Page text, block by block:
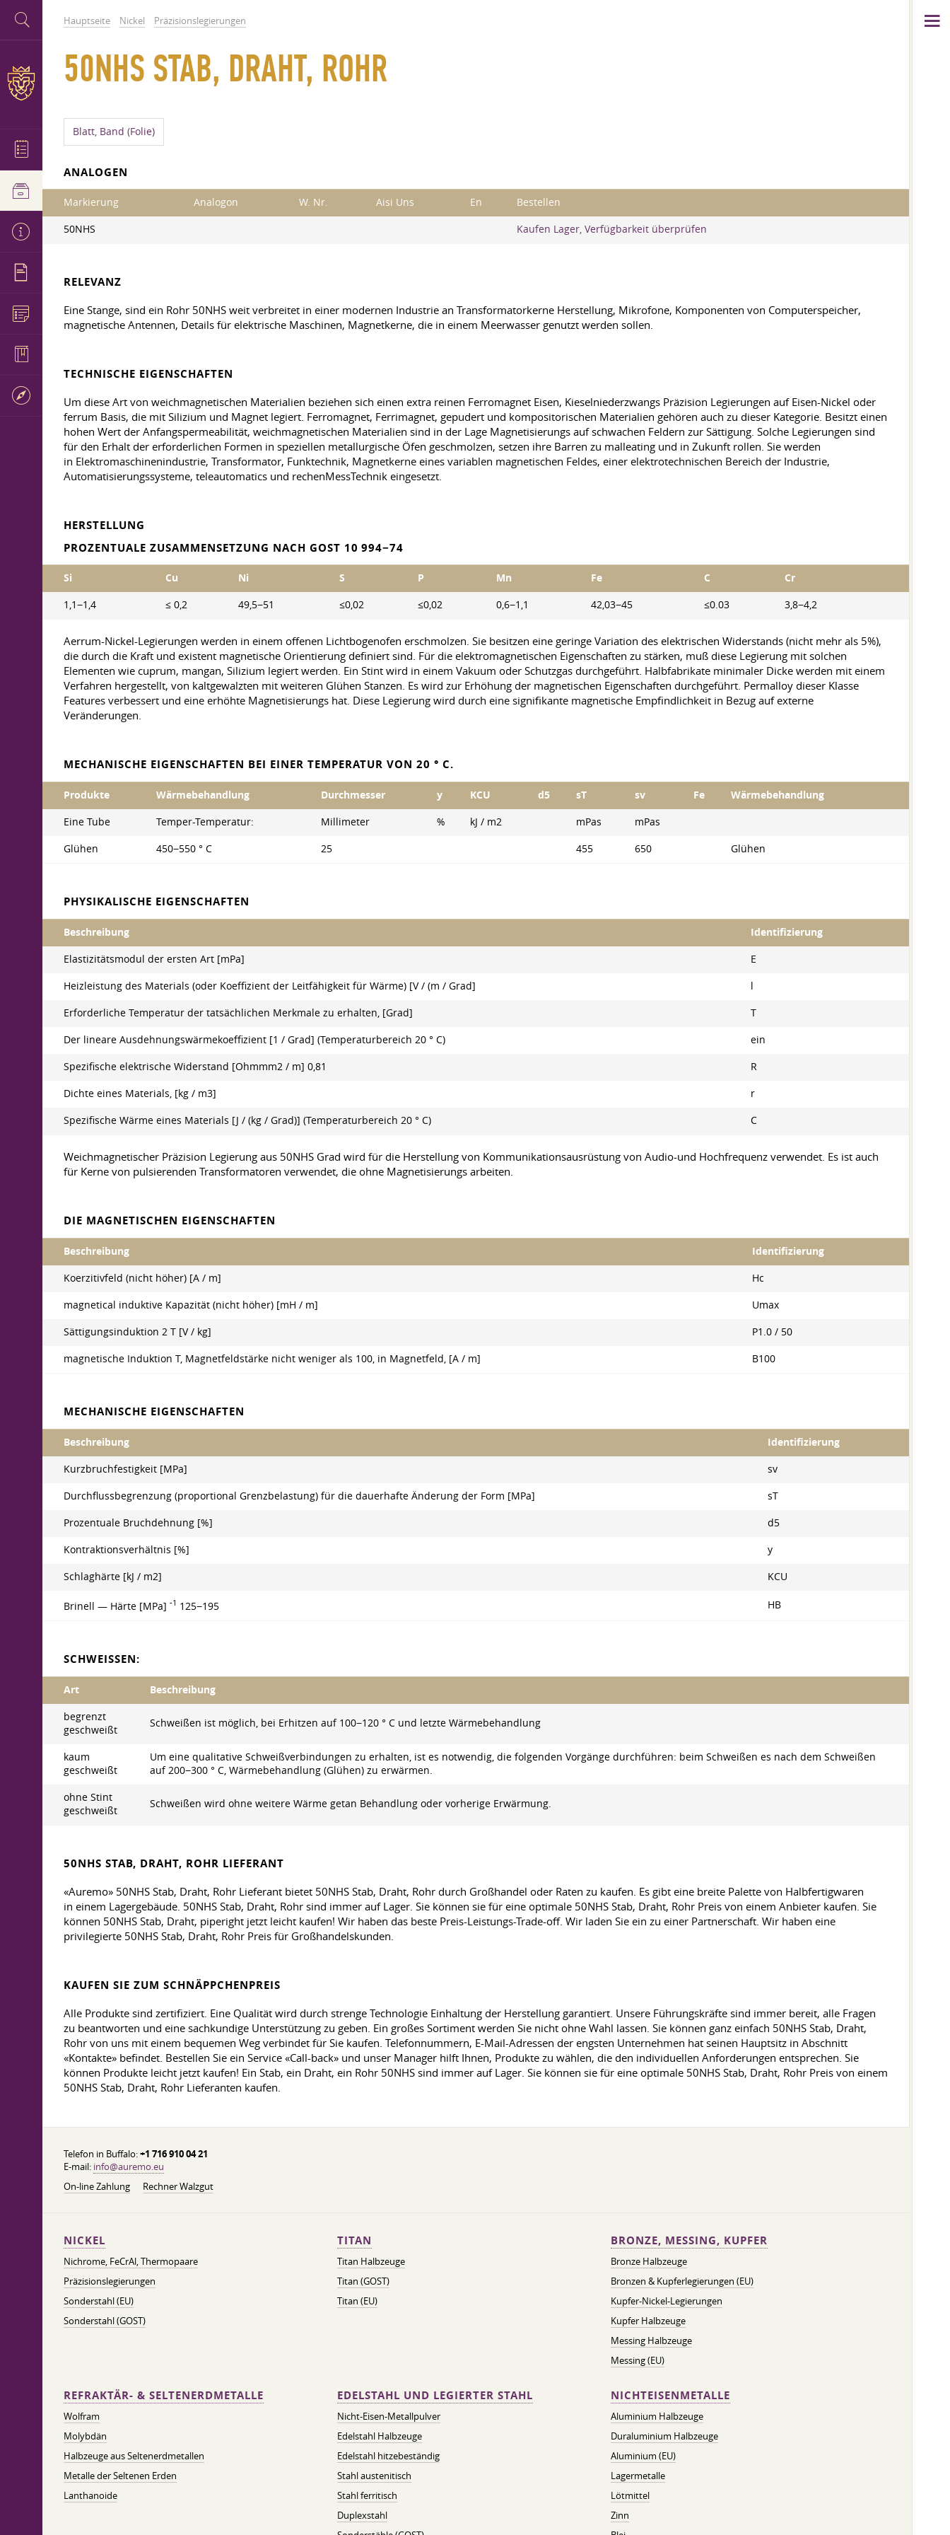
Hauptseite Nickel Präzisionslegierungen
50NHS STAB, DRAHT, ROHR
Blatt, Band (Folie)
ANALOGEN
Markierung Analogon W. Nr. Aisi Uns En Bestellen
50NHS Kaufen Lager, Verfügbarkeit überprüfen
RELEVANZ
Eine Stange, sind ein Rohr 50NHS weit verbreitet in einer modernen Industrie an Transformatorkerne Herstellung, Mikrofone, Komponenten von Computerspeicher,
magnetische Antennen, Details für elektrische Maschinen, Magnetkerne, die in einem Meerwasser genutzt werden sollen.
TECHNISCHE EIGENSCHAFTEN
Um diese Art von weichmagnetischen Materialien beziehen sich einen extra reinen Ferromagnet Eisen, Kieselniederzwangs Präzision Legierungen auf Eisen-Nickel oder
ferrum Basis, die mit Silizium und Magnet legiert. Ferromagnet, Ferrimagnet, gepudert und kompositorischen Materialien gehören auch zu dieser Kategorie. Besitzt einen
hohen Wert der Anfangspermeabilität, weichmagnetischen Materialien sind in der Lage Magnetisierungs auf schwachen Feldern zur Sättigung. Solche Legierungen sind
für den Erhalt der erforderlichen Formen in speziellen metallurgische Öfen geschmolzen, setzen ihre Barren zu malleating und in Zukunft rollen. Sie werden
in Elektromaschinenindustrie, Transformator, Funktechnik, Magnetkerne eines variablen magnetischen Feldes, einer elektrotechnischen Bereich der Industrie,
Automatisierungssysteme, teleautomatics und rechenMessTechnik eingesetzt.
HERSTELLUNG
PROZENTUALE ZUSAMMENSETZUNG NACH GOST 10 994−74
Si Cu Ni S P Mn Fe C Cr
1,1−1,4 ≤ 0,2 49,5−51 ≤0,02 ≤0,02 0,6−1,1 42,03−45 ≤0.03 3,8−4,2
Аerrum-Nickel-Legierungen werden in einem offenen Lichtbogenofen erschmolzen. Sie besitzen eine geringe Variation des elektrischen Widerstands (nicht mehr als 5%),
die durch die Kraft und existent magnetische Orientierung definiert sind. Für die elektromagnetischen Eigenschaften zu stärken, muß diese Legierung mit solchen
Elementen wie cuprum, mangan, Silizium legiert werden. Ein Stint wird in einem Vakuum oder Schutzgas durchgeführt. Halbfabrikate minimaler Dicke werden mit einem
Verfahren hergestellt, von kaltgewalzten mit weiteren Glühen Stanzen. Es wird zur Erhöhung der magnetischen Eigenschaften durchgeführt. Permalloy dieser Klasse
Features verbessert und eine erhöhte Magnetisierungs hat. Diese Legierung wird durch eine signifikante magnetische Empfindlichkeit in Bezug auf externe
Veränderungen.
MECHANISCHE EIGENSCHAFTEN BEI EINER TEMPERATUR VON 20 ° C.
Produkte Wärmebehandlung Durchmesser y KCU d5 sT sv Fe Wärmebehandlung
Eine Tube Temper-Temperatur: Millimeter % kJ / m2 mPas mPas
Glühen 450−550 ° С 25 455 650 Glühen
PHYSIKALISCHE EIGENSCHAFTEN
Beschreibung Identifizierung
Elastizitätsmodul der ersten Art [mPa] E
Heizleistung des Materials (oder Koeffizient der Leitfähigkeit für Wärme) [V / (m / Grad] l
Erforderliche Temperatur der tatsächlichen Merkmale zu erhalten, [Grad] T
Der lineare Ausdehnungswärmekoeffizient [1 / Grad] (Temperaturbereich 20 ° С) ein
Spezifische elektrische Widerstand [Оhmmm2 / m] 0,81 R
Dichte eines Materials, [kg / m3] r
Spezifische Wärme eines Materials [J / (kg / Grad)] (Temperaturbereich 20 ° С) C
Weichmagnetischer Präzision Legierung aus 50NHS Grad wird für die Herstellung von Kommunikationsausrüstung von Audio-und Hochfrequenz verwendet. Es ist auch
für Kerne von pulsierenden Transformatoren verwendet, die ohne Magnetisierungs arbeiten.
DIE MAGNETISCHEN EIGENSCHAFTEN
Beschreibung Identifizierung
Koerzitivfeld (nicht höher) [A / m] Hc
magnetical induktive Kapazität (nicht höher) [mH / m] Umax
Sättigungsinduktion 2 T [V / kg] P1.0 / 50
magnetische Induktion T, Magnetfeldstärke nicht weniger als 100, in Magnetfeld, [A / m] B100
MECHANISCHE EIGENSCHAFTEN
Beschreibung Identifizierung
Kurzbruchfestigkeit [MPa] sv
Durchflussbegrenzung (proportional Grenzbelastung) für die dauerhafte Änderung der Form [MPa] sT
Prozentuale Bruchdehnung [%] d5
Kontraktionsverhältnis [%] y
Schlaghärte [kJ / m2] KCU
Brinell — Härte [MPa] -1 125−195 HB
SCHWEISSEN:
Art Beschreibung
begrenzt
geschweißt
Schweißen ist möglich, bei Erhitzen auf 100−120 ° С und letzte Wärmebehandlung
kaum
geschweißt
Um eine qualitative Schweißverbindungen zu erhalten, ist es notwendig, die folgenden Vorgänge durchführen: beim Schweißen es nach dem Schweißen
auf 200−300 ° C, Wärmebehandlung (Glühen) zu erwärmen.
ohne Stint
geschweißt
Schweißen wird ohne weitere Wärme getan Behandlung oder vorherige Erwärmung.
50NHS STAB, DRAHT, ROHR LIEFERANT
«Auremo» 50NHS Stab, Draht, Rohr Lieferant bietet 50NHS Stab, Draht, Rohr durch Großhandel oder Raten zu kaufen. Es gibt eine breite Palette von Halbfertigwaren
in einem Lagergebäude. 50NHS Stab, Draht, Rohr sind immer auf Lager. Sie können sie für eine optimale 50NHS Stab, Draht, Rohr Preis von einem Anbieter kaufen. Sie
können 50NHS Stab, Draht, piperight jetzt leicht kaufen! Wir haben das beste Preis-Leistungs-Trade-off. Wir laden Sie ein zu einer Partnerschaft. Wir haben eine
privilegierte 50NHS Stab, Draht, Rohr Preis für Großhandelskunden.
KAUFEN SIE ZUM SCHNÄPPCHENPREIS
Alle Produkte sind zertifiziert. Eine Qualität wird durch strenge Technologie Einhaltung der Herstellung garantiert. Unsere Führungskräfte sind immer bereit, alle Fragen
zu beantworten und eine sachkundige Unterstützung zu geben. Ein großes Sortiment werden Sie nicht ohne Wahl lassen. Sie können ganz einfach 50NHS Stab, Draht,
Rohr von uns mit einem bequemen Weg verbindet für Sie kaufen. Telefonnummern, E-Mail-Adressen der engsten Unternehmen hat seinen Hauptsitz in Abschnitt
«Kontakte» befindet. Bestellen Sie ein Service «Call-back» und unser Manager hilft Ihnen, Produkte zu wählen, die den individuellen Anforderungen entsprechen. Sie
können Produkte leicht jetzt kaufen! Ein Stab, ein Draht, ein Rohr 50NHS sind immer auf Lager. Sie können sie für eine optimale 50NHS Stab, Draht, Rohr Preis von einem
50NHS Stab, Draht, Rohr Lieferanten kaufen.
Telefon in Buffalo:+1 716 910 04 21
E-mail: info@auremo.eu
On-line Zahlung
Rechner Walzgut
NICKEL
Nichrome, FeСrAl, ​​Thermopaare
Präzisionslegierungen
Sonderstahl (EU)
Sonderstahl (GOST)
TITAN
Titan Halbzeuge
Titan (GOST)
Titan (EU)
BRONZE, MESSING, KUPFER
Bronze Halbzeuge
Bronzen & Kupferlegierungen (EU)
Kupfer-Nickel-Legierungen
Kupfer Halbzeuge
Messing Halbzeuge
Messing (EU)
REFRAKTÄR- & SELTENERDMETALLE
Wolfram
Molybdän
Halbzeuge aus Seltenerdmetallen
Metalle der Seltenen Erden
Lanthanoide
EDELSTAHL UND LEGIERTER STAHL
Nicht-Eisen-Metallpulver
Edelstahl Halbzeuge
Edelstahl hitzebeständig
Stahl austenitisch
Stahl ferritisch
Duplexstahl
NICHTEISENMETALLE
Aluminium Halbzeuge
Duraluminium Halbzeuge
Aluminium (EU)
Lagermetalle
Lötmittel
Zinn